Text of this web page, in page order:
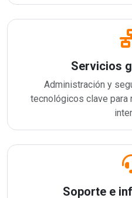
Servicios
Administración y
tecnológicos clave para
Soporte e